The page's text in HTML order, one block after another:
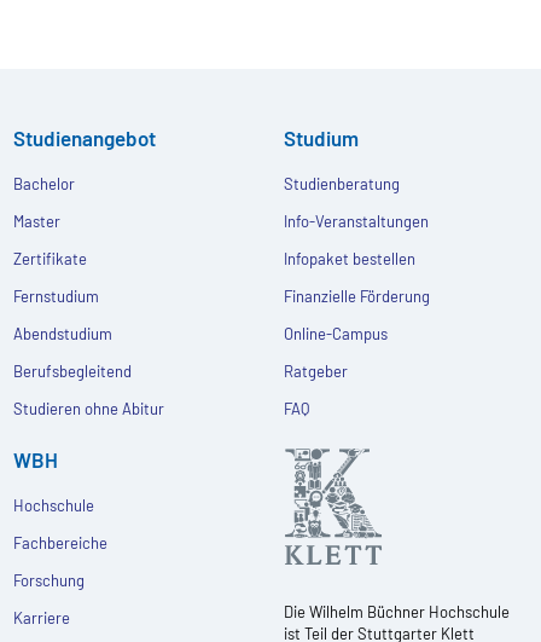
Studienangebot
Bachelor
Master
Zertifikate
Fernstudium
Abendstudium
Berufsbegleitend
Studieren ohne Abitur
Studium
Studienberatung
Info-Veranstaltungen
Infopaket bestellen
Finanzielle Förderung
Online-Campus
Ratgeber
FAQ
WBH
Hochschule
Fachbereiche
Forschung
Karriere
Die Wilhelm Büchner Hochschule
ist Teil der Stuttgarter Klett